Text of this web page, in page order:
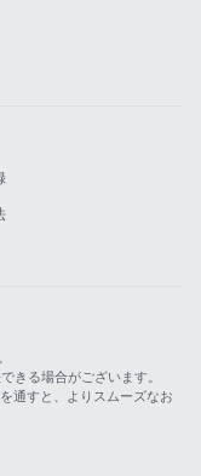
きる場合がございます。
通すと、よりスムーズなお